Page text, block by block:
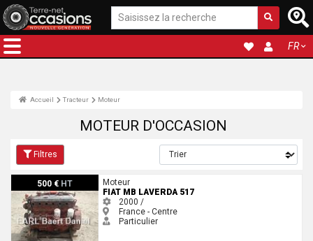
FR
Accueil Tracteur Moteur
MOTEUR D'OCCASION
Filtres
500 € HT
Fiat MB Laverda 517
Moteur
FIAT MB LAVERDA 517
2000 /
France - Centre
Particulier